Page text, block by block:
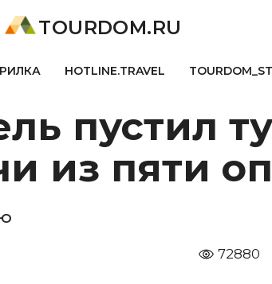
TOURDOM.RU
HOTLINE.TRAVEL
пустил
из пяти
72880